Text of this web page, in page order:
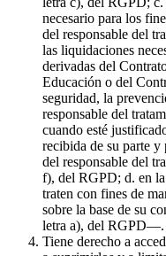
necesario para los
del responsable del
las liquidaciones
derivadas del
Educación o del
seguridad, la
responsable del
cuando esté
recibida de su parte
del responsable del
f), del RGPD; d. en la
traten con fines de
sobre la base de su
letra a), del RGPD—.
Tiene derecho a